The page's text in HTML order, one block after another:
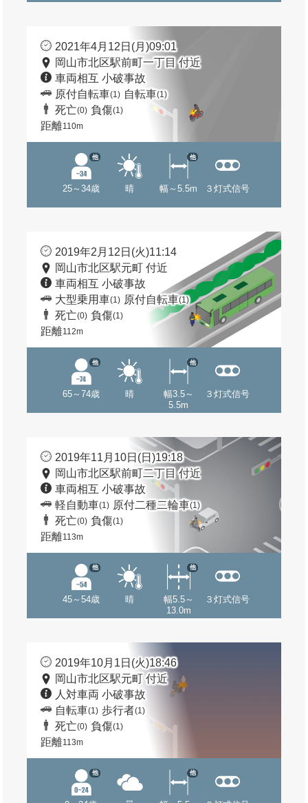
2021年4月12日(月)09:01
岡山市北区駅前町一丁目 付近
車両相互 小破事故
原付自転車(1) 自転車(1)
死亡(0) 負傷(1)
距離110m
25～34歳
他
晴 幅～5.5m
他
３灯式信号
2019年2月12日(火)11:14
岡山市北区駅元町 付近
車両相互 小破事故
大型乗用車(1) 原付自転車(1)
死亡(0) 負傷(1)
距離112m
65～74歳
他
晴
幅3.5～
5.5m
他
３灯式信号
2019年11月10日(日)19:18
岡山市北区駅前町二丁目 付近
車両相互 小破事故
軽自動車(1) 原付二種二輪車(1)
死亡(0) 負傷(1)
距離113m
45～54歳
他
晴
幅5.5～
13.0m
他
３灯式信号
2019年10月1日(火)18:46
岡山市北区駅元町 付近
人対車両 小破事故
自転車(1) 歩行者(1)
死亡(0) 負傷(1)
距離113m
他 他